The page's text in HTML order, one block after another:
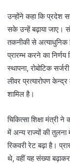
उन्होंने कहा कि प्रदेश
सके उन्हें बढ़ाया जाए।
तकनीकी से अत्याधुनिक
प्रारम्भ करने का निर्णय
स्थापना, रोबोटिक
लीवर प्रत्यारोपण
शामिल है।
चिकित्सा शिक्षा मंत्री
में अन्य राज्यों की
रिकवरी रेट बढ़ा है।
थे, वहीं यह संख्या